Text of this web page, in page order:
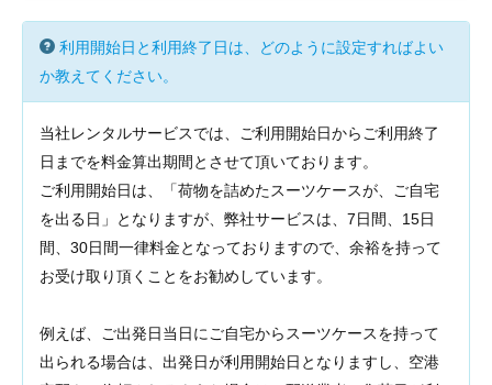
利用開始日と利用終了日は、どのように設定すればよい
か教えてください。
当社レンタルサービスでは、ご利用開始日からご利用終了
日までを料金算出期間とさせて頂いております。
ご利用開始日は、「荷物を詰めたスーツケースが、ご自宅
を出る日」となりますが、弊社サービスは、7日間、15日
間、30日間一律料金となっておりますので、余裕を持って
お受け取り頂くことをお勧めしています。
例えば、ご出発日当日にご自宅からスーツケースを持って
出られる場合は、出発日が利用開始日となりますし、空港